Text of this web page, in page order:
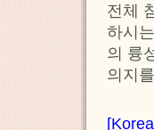
전체
하시
의 륭
의지